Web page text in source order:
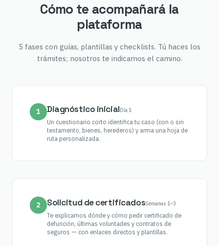
Cómo te acompañará la
plataforma
5 fases con guías, plantillas y checklists. Tú haces los
trámites; nosotros te indicamos el camino.
1 Diagnóstico inicialDía 1
Un cuestionario corto identifica tu caso (con o sin
testamento, bienes, herederos) y arma una hoja de
ruta personalizada.
2 Solicitud de certificadosSemanas 1–3
Te explicamos dónde y cómo pedir certificado de
defunción, últimas voluntades y contratos de
seguros — con enlaces directos y plantillas.